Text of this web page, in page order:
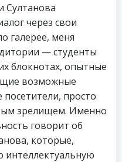
Султанова
через свои
галерее, меня
— студенты
блокнотах, опытные
возможные
просто
зрелищем. Именно
говорит об
которые,
интеллектуальную